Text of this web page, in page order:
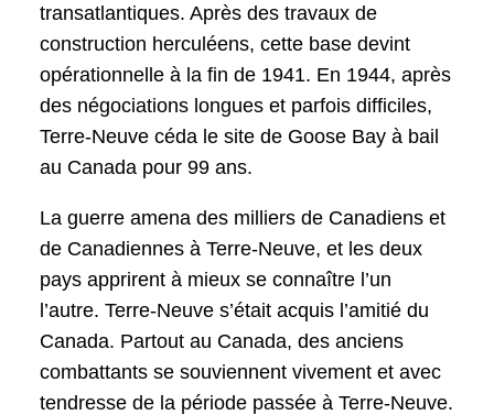
transatlantiques. Après des travaux de
construction herculéens, cette base devint
opérationnelle à la fin de 1941. En 1944, après
des négociations longues et parfois difficiles,
Terre-Neuve céda le site de Goose Bay à bail
au Canada pour 99 ans.
La guerre amena des milliers de Canadiens et
de Canadiennes à Terre-Neuve, et les deux
pays apprirent à mieux se connaître l’un
l’autre. Terre-Neuve s’était acquis l’amitié du
Canada. Partout au Canada, des anciens
combattants se souviennent vivement et avec
tendresse de la période passée à Terre-Neuve.